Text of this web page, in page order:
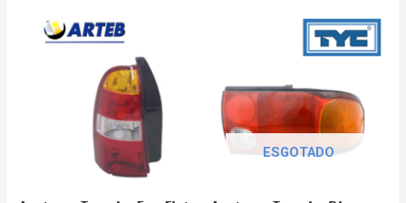
ESGOTADO